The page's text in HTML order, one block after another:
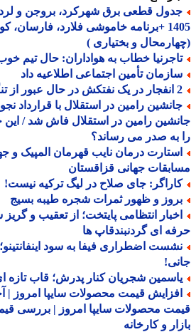
1405 +برنامه خاموشی فلارد، فارسان،
و بختیاری )
خطاب به هواداران: حال تیم خوب
تأمین اجتماعی اطلاعیه داد
رامین در استقلال با قرارداد
رامین در استقلال فاش شد / این
به صدر می رساند؟
درمان نایب قهرمان المپیک و
جهانی قزاقستان
جای صلاح در لیگ ترکیه نیست!
و ظهور ثمرات شجره طیبه بسیج
انتظامی پایتخت؛ از تعقیب و گریز
ای گردنبندقاپ ها
اضطراری فیفا به سود اینفانتینو؛
شجریان کنار پدرش؛ قاب تازه ای
قیمت محصولات سایپا امروز |
محصولات سایپا امروز | بررسی قیمت
و کارخانه